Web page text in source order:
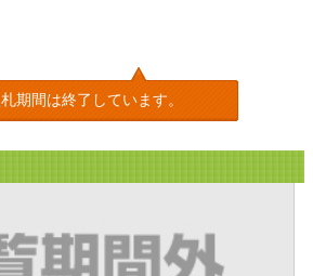
札期間は終了しています。